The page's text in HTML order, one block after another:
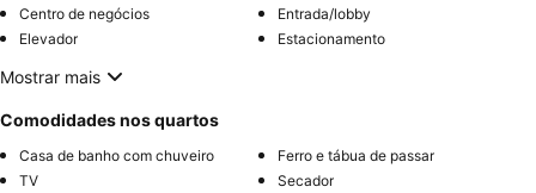
Centro de negócios
Entrada/lobby
Elevador
Estacionamento
Mostrar mais
Comodidades nos quartos
Casa de banho com chuveiro
Ferro e tábua de passar
TV
Secador